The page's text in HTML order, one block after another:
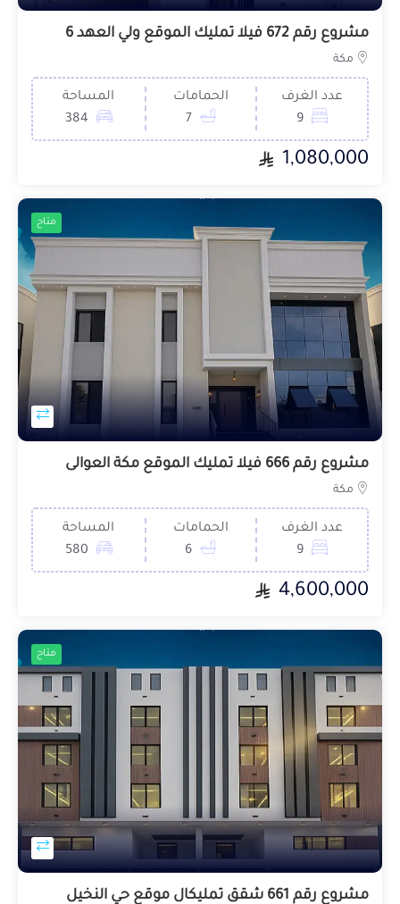
مشروع رقم 672 فيلا تمليك الموقع ولي العهد 6
مكة
عدد الغرف
9
الحمامات
7
المساحة
384
1,080,000
متاح
مشروع رقم 666 فيلا تمليك الموقع مكة العوالى
مكة
عدد الغرف
9
الحمامات
6
المساحة
580
4,600,000
متاح
مشروع رقم 661 شقق تمليكال موقع حي النخيل